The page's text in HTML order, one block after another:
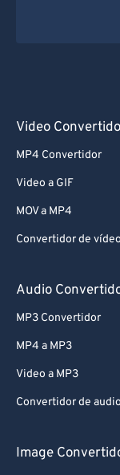
Video
MP4 Convertidor
Video a GIF
MOV a MP4
Convertidor de vídeo
Audio
MP3 Convertidor
MP4 a MP3
Video a MP3
Convertidor de audio
Image